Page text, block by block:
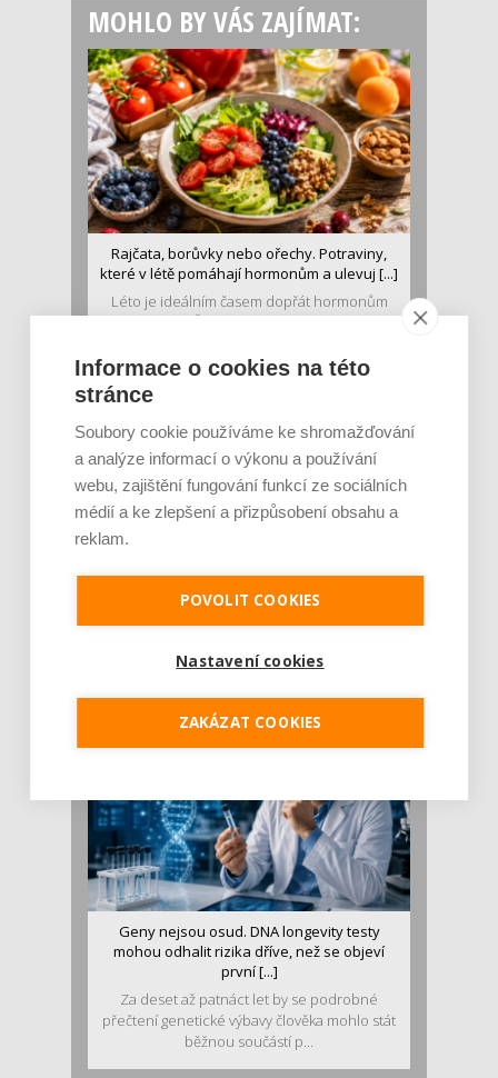
MOHLO BY VÁS ZAJÍMAT:
Rajčata, borůvky nebo ořechy. Potraviny,
které v létě pomáhají hormonům a ulevuj [...]
Léto je ideálním časem dopřát hormonům
malý restart. Čerstvé ovoce, zelenina nebo
Je jen pro sportovce, přiberu po něm a ve
stravě ho mám dostatek. Znáte nejčastějš [...]
v oblasti zdraví, výživy i dlouhověkosti. Přesto
Geny nejsou osud. DNA longevity testy
mohou odhalit rizika dříve, než se objeví
první [...]
Za deset až patnáct let by se podrobné
přečtení genetické výbavy člověka mohlo stát
běžnou součástí p...
Informace o cookies na této
stránce
Soubory cookie používáme ke shromažďování
a analýze informací o výkonu a používání
webu, zajištění fungování funkcí ze sociálních
médií a ke zlepšení a přizpůsobení obsahu a
reklam.
POVOLIT COOKIES
Nastavení cookies
ZAKÁZAT COOKIES